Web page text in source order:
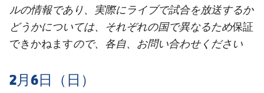
ルの情報であり、実際にライブで試合を放送するか
どうかについては、それぞれの国で異なるため保証
できかねますので、各自、お問い合わせください
2月6日（日）